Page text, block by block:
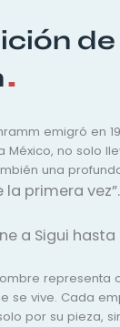
de
.
emigró en
México, no solo
una
la primera vez”.
a Sigui hasta
representa
se vive. Cada
por su pieza,